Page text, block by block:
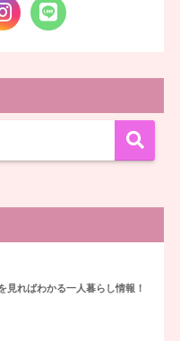
見ればわかる一人暮らし情報！